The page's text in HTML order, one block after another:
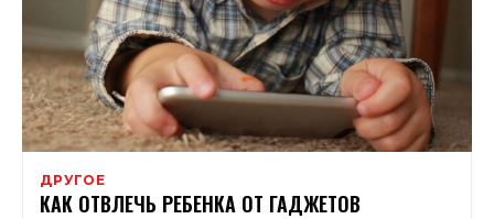
ДРУГОЕ
КАК ОТВЛЕЧЬ РЕБЕНКА ОТ ГАДЖЕТОВ